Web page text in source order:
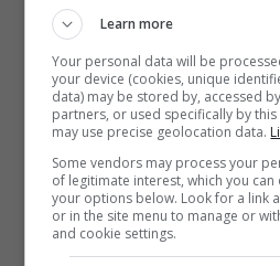
successi, proprio Michael
tornando alla strabiliante
tedesco, un ricordo ha
social nelle scorse ore.
Buona domenica
Learn more
Your personal data will be
your device (cookies, unique
data) may be stored by, accessed
partners, or used specifically by
may use precise geolocation data.
Some vendors may process your
of legitimate interest, which you
your options below. Look for a link
or in the site menu to manage or
and cookie settings.